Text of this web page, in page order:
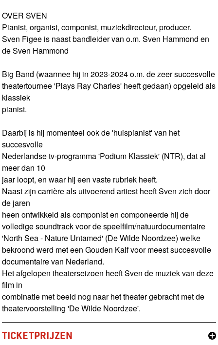
OVER SVEN
Pianist, organist, componist, muziekdirecteur, producer.
Sven Figee is naast bandleider van o.m. Sven Hammond en
de Sven Hammond
Big Band (waarmee hij in 2023-2024 o.m. de zeer succesvolle
theatertournee 'Plays Ray Charles' heeft gedaan) opgeleid als
klassiek
pianist.
Daarbij is hij momenteel ook de 'huispianist' van het
succesvolle
Nederlandse tv-programma 'Podium Klassiek' (NTR), dat al
meer dan 10
jaar loopt, en waar hij een vaste rubriek heeft.
Naast zijn carrière als uitvoerend artiest heeft Sven zich door
de jaren
heen ontwikkeld als componist en componeerde hij de
volledige soundtrack voor de speelfilm/natuurdocumentaire
'North Sea - Nature Untamed' (De Wilde Noordzee) welke
bekroond werd met een Gouden Kalf voor meest succesvolle
documentaire van Nederland.
Het afgelopen theaterseizoen heeft Sven de muziek van deze
film in
combinatie met beeld nog naar het theater gebracht met de
theatervoorstelling 'De Wilde Noordzee'.
TICKETPRIJZEN